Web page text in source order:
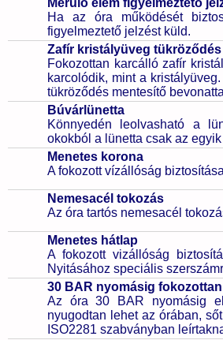
Merülő elem figyelmeztető
Ha az óra működését
figyelmeztető jelzést küld.
Zafír kristályüveg
Fokozottan karcálló zafír
karcolódik, mint a
tükröződés mentesítő
Búvárlünetta
Könnyedén leolvasható a
okokból a lünetta csak az
Menetes korona
A fokozott vízállóság
Nemesacél tokozás
Az óra tartós nemesacél
Menetes hátlap
A fokozott vizállóság
Nyitásához speciális
30 BAR nyomásig
Az óra 30 BAR nyomásig
nyugodtan lehet az órában,
ISO2281 szabványban